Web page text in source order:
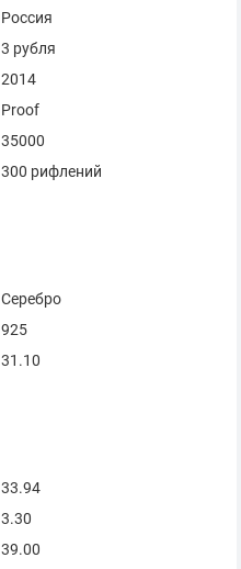
Россия
3 рубля
2014
Proof
35000
300 рифлений
Серебро
925
31.10
33.94
3.30
39.00